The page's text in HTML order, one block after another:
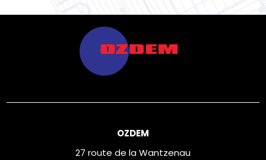
OZDEM
27 route de la Wantzenau